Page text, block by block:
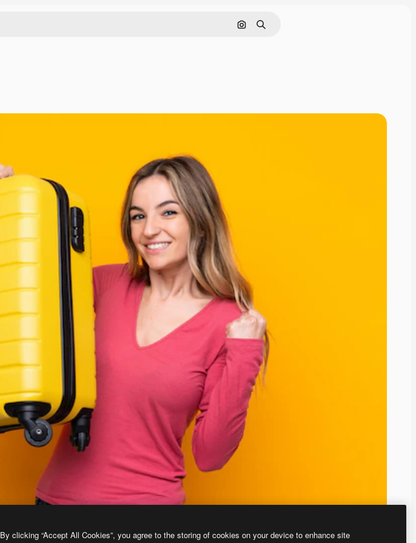
画像で検索
検索
By clicking “Accept All Cookies”, you agree to the storing of cookies on your device to enhance site